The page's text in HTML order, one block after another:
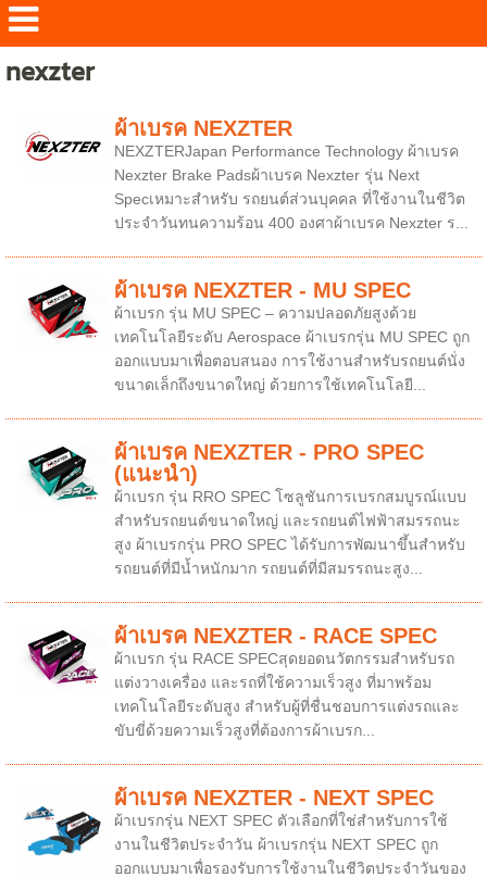
nexzter
ผ้าเบรค NEXZTER
NEXZTERJapan Performance Technology ผ้าเบรค
Nexzter Brake Padsผ้าเบรค Nexzter รุ่น Next
Specเหมาะสำหรับ รถยนต์ส่วนบุคคล ที่ใช้งานในชีวิต
ประจำวันทนความร้อน 400 องศาผ้าเบรค Nexzter ร...
ผ้าเบรค NEXZTER - MU SPEC
ผ้าเบรก รุ่น MU SPEC – ความปลอดภัยสูงด้วย
เทคโนโลยีระดับ Aerospace ผ้าเบรกรุ่น MU SPEC ถูก
ออกแบบมาเพื่อตอบสนอง การใช้งานสำหรับรถยนต์นั่ง
ขนาดเล็กถึงขนาดใหญ่ ด้วยการใช้เทคโนโลยี...
ผ้าเบรค NEXZTER - PRO SPEC
(แนะนำ)
ผ้าเบรก รุ่น RRO SPEC โซลูชันการเบรกสมบูรณ์แบบ
สำหรับรถยนต์ขนาดใหญ่ และรถยนต์ไฟฟ้าสมรรถนะ
สูง ผ้าเบรกรุ่น PRO SPEC ได้รับการพัฒนาขึ้นสำหรับ
รถยนต์ที่มีน้ำหนักมาก รถยนต์ที่มีสมรรถนะสูง...
ผ้าเบรค NEXZTER - RACE SPEC
ผ้าเบรก รุ่น RACE SPECสุดยอดนวัตกรรมสำหรับรถ
แต่งวางเครื่อง และรถที่ใช้ความเร็วสูง ที่มาพร้อม
เทคโนโลยีระดับสูง สำหรับผู้ที่ชื่นชอบการแต่งรถและ
ขับขี่ด้วยความเร็วสูงที่ต้องการผ้าเบรก...
ผ้าเบรค NEXZTER - NEXT SPEC
ผ้าเบรกรุ่น NEXT SPEC ตัวเลือกที่ใช่สำหรับการใช้
งานในชีวิตประจำวัน ผ้าเบรกรุ่น NEXT SPEC ถูก
ออกแบบมาเพื่อรองรับการใช้งานในชีวิตประจำวันของ